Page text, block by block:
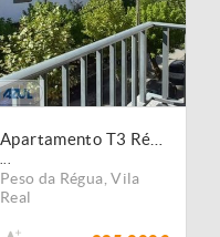
Peso da Régua ,Vila
Real